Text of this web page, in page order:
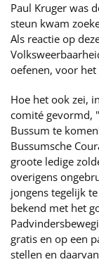
Paul Kruger was
steun kwam
Als reactie op
oefenen, voor
Hoe het ook zei,
comité gevormd,
Bussum te
Bussumsche
groote ledige
overigens
jongens tegelijk
bekend met het
gratis en op een
stellen en